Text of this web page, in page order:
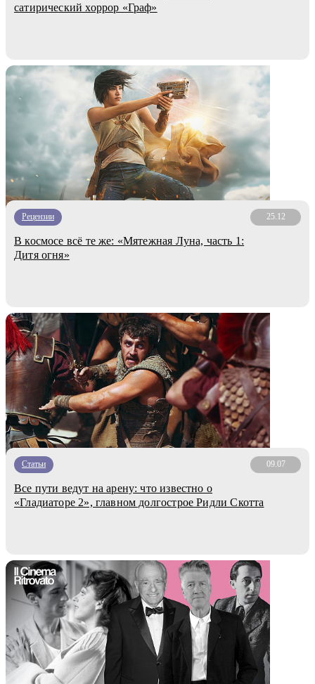
сатирический хоррор «Граф»
Рецензии 25.12
В космосе всё те же: «Мятежная Луна, часть 1:
Дитя огня»
Статьи 09.07
Все пути ведут на арену: что известно о
«Гладиаторе 2», главном долгострое Ридли Скотта